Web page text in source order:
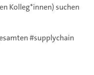
Kolleg*innen) suchen
#supplychain